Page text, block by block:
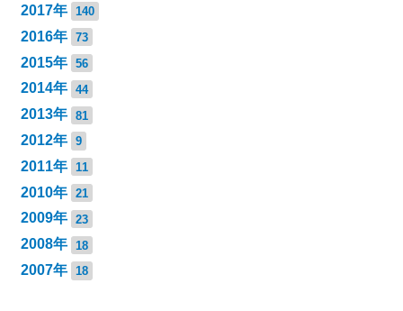
2017年 140
2016年 73
2015年 56
2014年 44
2013年 81
2012年 9
2011年 11
2010年 21
2009年 23
2008年 18
2007年 18